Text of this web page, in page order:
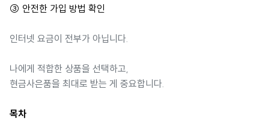
③ 안전한 가입 방법 확인
인터넷 요금이 전부가 아닙니다.
나에게 적합한 상품을 선택하고,
현금사은품을 최대로 받는 게 중요합니다.
목차